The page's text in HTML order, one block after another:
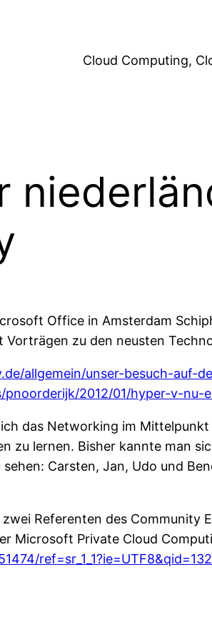
Cloud Computing,
Office in Amsterdam
Vorträgen zu den neusten
allgemein/unser-besuch-auf-
2012/01/hyper-v-nu-
das Networking im
zu lernen. Bisher kannte man
Carsten, Jan, Udo und
Referenten des Community
Microsoft Private Cloud